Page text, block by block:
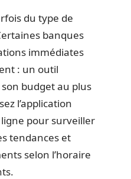
du type de
banques
immédiates
: un outil
budget au plus
l’application
ligne pour surveiller
tendances et
selon l’horaire